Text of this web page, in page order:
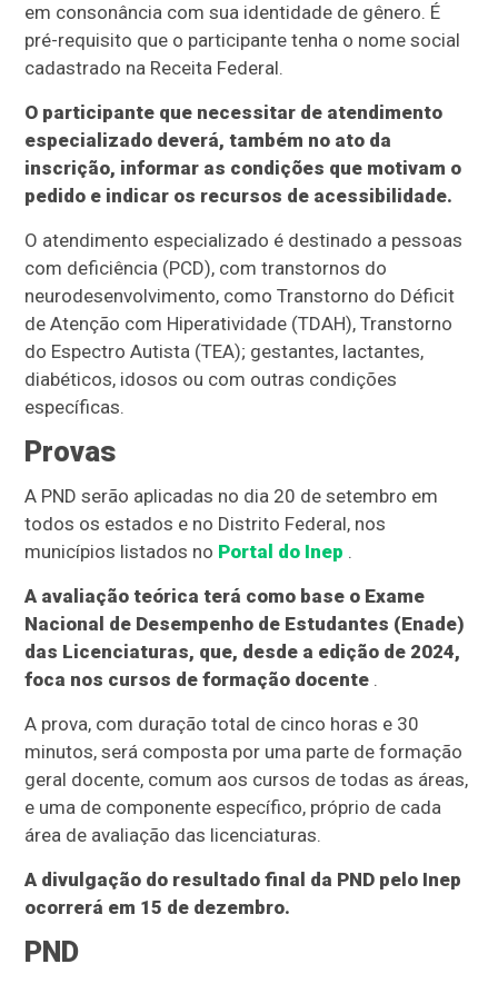
em consonância com sua identidade de gênero. É
pré-requisito que o participante tenha o nome social
cadastrado na Receita Federal.
O participante que necessitar de atendimento
especializado deverá, também no ato da
inscrição, informar as condições que motivam o
pedido e indicar os recursos de acessibilidade.
O atendimento especializado é destinado a pessoas
com deficiência (PCD), com transtornos do
neurodesenvolvimento, como Transtorno do Déficit
de Atenção com Hiperatividade (TDAH), Transtorno
do Espectro Autista (TEA); gestantes, lactantes,
diabéticos, idosos ou com outras condições
específicas.
Provas
A PND serão aplicadas no dia 20 de setembro em
todos os estados e no Distrito Federal, nos
municípios listados no Portal do Inep .
A avaliação teórica terá como base o Exame
Nacional de Desempenho de Estudantes (Enade)
das Licenciaturas, que, desde a edição de 2024,
foca nos cursos de formação docente .
A prova, com duração total de cinco horas e 30
minutos, será composta por uma parte de formação
geral docente, comum aos cursos de todas as áreas,
e uma de componente específico, próprio de cada
área de avaliação das licenciaturas.
A divulgação do resultado final da PND pelo Inep
ocorrerá em 15 de dezembro.
PND